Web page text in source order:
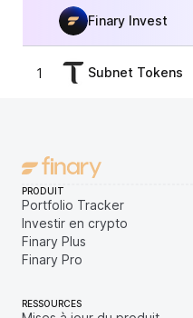
Finary Invest
1 Subnet Tokens
PRODUIT
Portfolio Tracker
Investir en crypto
Finary Plus
Finary Pro
RESSOURCES